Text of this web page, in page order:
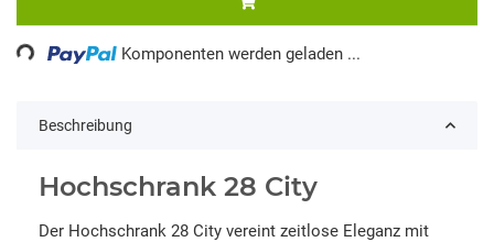
Komponenten werden geladen ...
Beschreibung
Hochschrank 28 City
Der Hochschrank 28 City vereint zeitlose Eleganz mit